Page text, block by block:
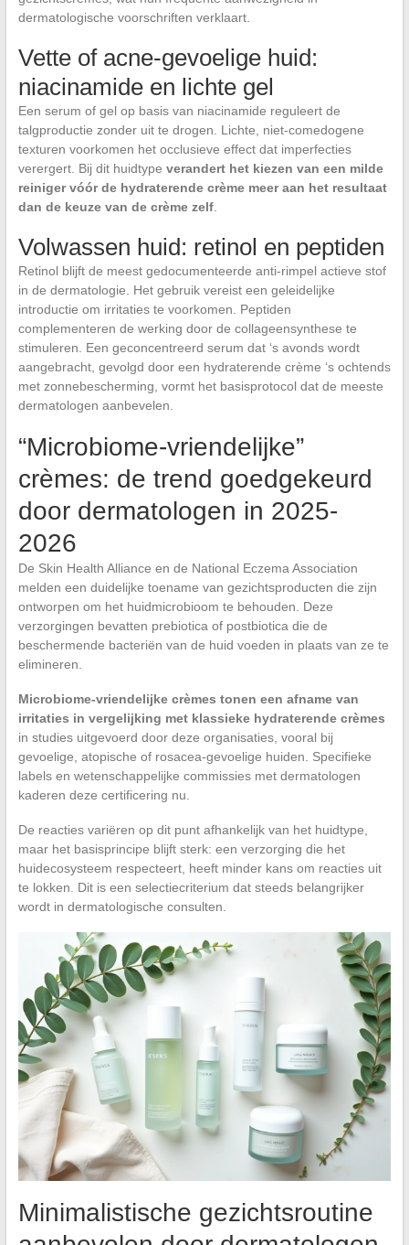
dermatologische voorschriften verklaart.
Vette of acne-gevoelige huid:
niacinamide en lichte gel
Een serum of gel op basis van niacinamide reguleert de
talgproductie zonder uit te drogen. Lichte, niet-comedogene
texturen voorkomen het occlusieve effect dat imperfecties
verergert. Bij dit huidtype verandert het kiezen van een milde
reiniger vóór de hydraterende crème meer aan het resultaat
dan de keuze van de crème zelf.
Volwassen huid: retinol en peptiden
Retinol blijft de meest gedocumenteerde anti-rimpel actieve stof
in de dermatologie. Het gebruik vereist een geleidelijke
introductie om irritaties te voorkomen. Peptiden
complementeren de werking door de collageensynthese te
stimuleren. Een geconcentreerd serum dat ‘s avonds wordt
aangebracht, gevolgd door een hydraterende crème ‘s ochtends
met zonnebescherming, vormt het basisprotocol dat de meeste
dermatologen aanbevelen.
“Microbiome-vriendelijke”
crèmes: de trend goedgekeurd
door dermatologen in 2025-
2026
De Skin Health Alliance en de National Eczema Association
melden een duidelijke toename van gezichtsproducten die zijn
ontworpen om het huidmicrobioom te behouden. Deze
verzorgingen bevatten prebiotica of postbiotica die de
beschermende bacteriën van de huid voeden in plaats van ze te
elimineren.
Microbiome-vriendelijke crèmes tonen een afname van
irritaties in vergelijking met klassieke hydraterende crèmes
in studies uitgevoerd door deze organisaties, vooral bij
gevoelige, atopische of rosacea-gevoelige huiden. Specifieke
labels en wetenschappelijke commissies met dermatologen
kaderen deze certificering nu.
De reacties variëren op dit punt afhankelijk van het huidtype,
maar het basisprincipe blijft sterk: een verzorging die het
huidecosysteem respecteert, heeft minder kans om reacties uit
te lokken. Dit is een selectiecriterium dat steeds belangrijker
wordt in dermatologische consulten.
Minimalistische gezichtsroutine